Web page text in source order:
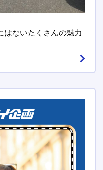
はないたくさんの魅力